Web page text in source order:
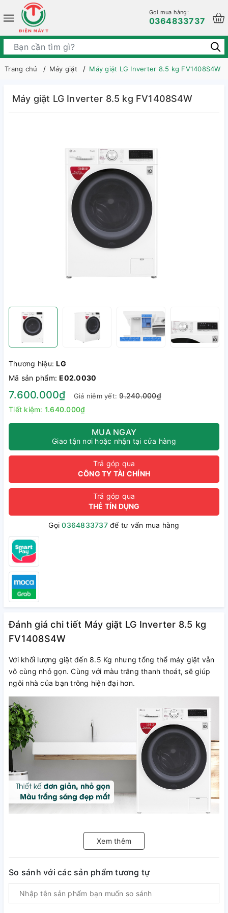
Gọi mua hàng:
0364833737
Trang chủ Máy giặt Máy giặt LG Inverter 8.5 kg FV1408S4W
Máy giặt LG Inverter 8.5 kg FV1408S4W
Thương hiệu:LG
Mã sản phẩm:E02.0030
7.600.000₫ Giá niêm yết:9.240.000₫
Tiết kiệm: 1.640.000₫
MUA NGAY
Giao tận nơi hoặc nhận tại cửa hàng
Trả góp qua
CÔNG TY TÀI CHÍNH
Trả góp qua
THẺ TÍN DỤNG
Gọi0364833737để tư vấn mua hàng
Đánh giá chi tiết Máy giặt LG Inverter 8.5 kg
FV1408S4W
Với khối lượng giặt đến 8.5 Kg nhưng tổng thể máy giặt vẫn
vô cùng nhỏ gọn. Cùng với màu trắng thanh thoát, sẽ giúp
ngôi nhà của bạn trông hiện đại hơn.
năng chống bám vi khuẩn đến 99.9% với chất liệu từ thép
không gỉ, nắp máy giặt từ kính chịu lực giúp đảm bảo độ
Xem thêm
So sánh với các sản phẩm tương tự